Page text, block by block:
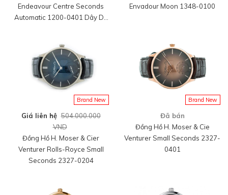
Endeavour Centre Seconds
Automatic 1200-0401 Dây Da
Envadour Moon 1348-0100
Brand New
Giá liên hệ 504.000.000
VND
Đồng Hồ H. Moser & Cier
Venturer Rolls-Royce Small
Seconds 2327-0204
Brand New
Đã bán
Đồng Hồ H. Moser & Cie
Venturer Small Seconds 2327-
0401